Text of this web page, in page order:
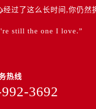
经过了这么长时间,你仍然
still the one I love.”
热线
3692